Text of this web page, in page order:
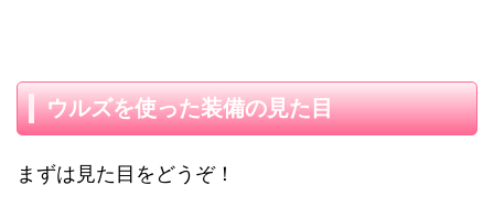
ウルズを使った装備の見た目
まずは見た目をどうぞ！